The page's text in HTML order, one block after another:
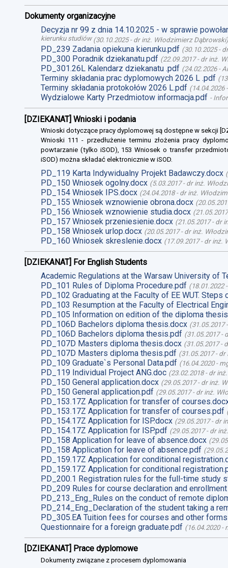
Dokumenty organizacyjne
Decyzja nr 99 z dnia 14.10.2025 - w sprawie
kierunku studiów(30.10.2025- dr inż. Włodzimierz Dąbrowski)
PD_239 Zadania opiekuna kierunku.pdf (30.10.2025-
PD_300 Poradnik dziekanatu.pdf (22.09.2017- dr inż.
PD_301.26L Kalendarz dziekanatu .pdf (24.02.2026-
Terminy składania prac dyplomowych 2026 L .pdf (
Terminy składania protokołów 2026 L.pdf (14.04.2026
Wydzialowe Karty Przedmiotow informacja.pdf -
[DZIEKANAT] Wnioski i podania
Wnioski dotyczące pracy dyplomowej są dostępne w sekcji
Wnioski 111 - przedłużenie terminu złożenia pracy
powtarzanie (tylko iSOD), 153 Wniosek o transfer
iSOD) można składać elektronicznie w iSOD.
PD_119 Karta Indywidualny Projekt Badawczy.docx (
PD_150 Wniosek ogolny.docx (5.03.2017- dr inż.
PD_154 Wniosek IPS.docx (24.04.2018- dr inż.
PD_155 Wniosek wznowienie obrona.docx (
PD_156 Wniosek wznowienie studia.docx (21.05.2017
PD_157 Wniosek przeniesienie.docx (21.05.2017- dr
PD_158 Wniosek urlop.docx (20.05.2017- dr inż.
PD_160 Wniosek skreslenie.docx (17.09.2017- dr inż.
[DZIEKANAT] For English Students
Academic Regulations at the Warsaw University of
PD_101 Rules of Diploma Procedure.pdf (18.01.2022
PD_102 Graduating at the Faculty of EE WUT.
PD_103 Resumption at the Faculty of Electrical
PD_105 Information on edition of the diploma
PD_106D Bachelors diploma thesis.docx (31.05.2017
PD_106D Bachelors diploma thesis.pdf (31.05.2017-
PD_107D Masters diploma thesis.docx (31.05.2017-
PD_107D Masters diploma thesis.pdf (31.05.2017- dr
PD_109 Graduate`s Personal Data.pdf (16.04.2020-
PD_119 Individual Project ANG.doc (23.02.2018- dr
PD_150 General application.docx (29.05.2017- dr inż.
PD_150 General application.pdf (29.05.2017- dr inż.
PD_153.17Z Application for transfer of
PD_153.17Z Application for transfer of courses.pdf
PD_154.17Z Application for ISP.docx (29.05.2017- dr
PD_154.17Z Application for ISP.pdf (29.05.2017- dr
PD_158 Application for leave of absence.docx (
PD_158 Application for leave of absence.pdf (
PD_159.17Z Application for conditional
PD_159.17Z Application for conditional
PD_200.1 Registration rules for the full-time study
PD_209 Rules for course declaration and
PD_213_Eng_Rules on the conduct of remote
PD_214_Eng_Declaration of the student taking a
PD_305.EA Tuition fees for courses and other
Questionnaire for a foreign graduate.pdf (16.04.2020-
[DZIEKANAT] Prace dyplomowe
Dokumenty związane z procesem dyplomowania